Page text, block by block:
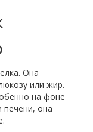
Она
или жир.
на фоне
печени, она